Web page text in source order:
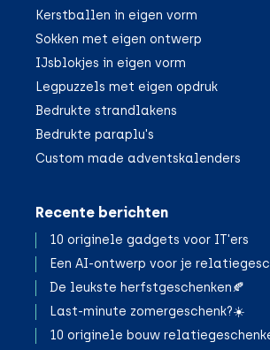
Kerstballen in eigen vorm
Sokken met eigen ontwerp
IJsblokjes in eigen vorm
Legpuzzels met eigen opdruk
Bedrukte strandlakens
Bedrukte paraplu's
Custom made adventskalenders
Recente berichten
10 originele gadgets voor IT'ers
Een AI-ontwerp voor je
De leukste herfstgeschenken🍂
Last-minute zomergeschenk?☀️
10 originele bouw